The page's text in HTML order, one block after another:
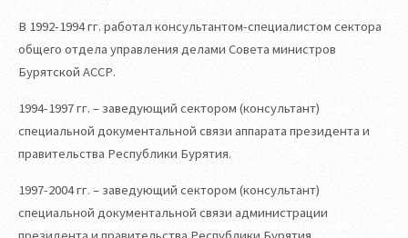
В 1992-1994 гг. работал консультантом-специалистом сектора
общего отдела управления делами Совета министров
Бурятской АССР.
1994-1997 гг. – заведующий сектором (консультант)
специальной документальной связи аппарата президента и
правительства Республики Бурятия.
1997-2004 гг. – заведующий сектором (консультант)
специальной документальной связи администрации